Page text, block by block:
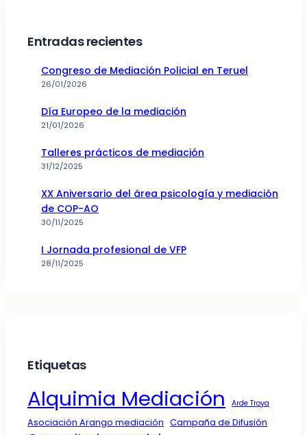
Entradas recientes
Congreso de Mediación Policial en Teruel
26/01/2026
Día Europeo de la mediación
21/01/2026
Talleres prácticos de mediación
31/12/2025
XX Aniversario del área psicología y mediación
de COP-AO
30/11/2025
I Jornada profesional de VFP
28/11/2025
Etiquetas
Alquimia Mediación Arde Troya
Asociación Arango mediación Campaña de Difusión